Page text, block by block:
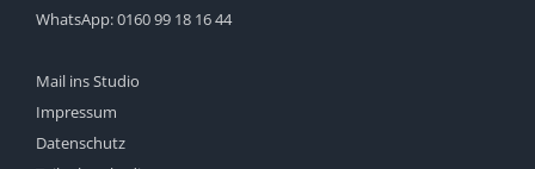
WhatsApp:0160 99 18 16 44
Mail ins Studio
Impressum
Datenschutz